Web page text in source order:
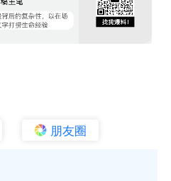
朋友圈